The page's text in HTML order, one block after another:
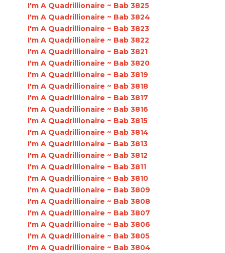
I'm A Quadrillionaire ~ Bab 3825
I'm A Quadrillionaire ~ Bab 3824
I'm A Quadrillionaire ~ Bab 3823
I'm A Quadrillionaire ~ Bab 3822
I'm A Quadrillionaire ~ Bab 3821
I'm A Quadrillionaire ~ Bab 3820
I'm A Quadrillionaire ~ Bab 3819
I'm A Quadrillionaire ~ Bab 3818
I'm A Quadrillionaire ~ Bab 3817
I'm A Quadrillionaire ~ Bab 3816
I'm A Quadrillionaire ~ Bab 3815
I'm A Quadrillionaire ~ Bab 3814
I'm A Quadrillionaire ~ Bab 3813
I'm A Quadrillionaire ~ Bab 3812
I'm A Quadrillionaire ~ Bab 3811
I'm A Quadrillionaire ~ Bab 3810
I'm A Quadrillionaire ~ Bab 3809
I'm A Quadrillionaire ~ Bab 3808
I'm A Quadrillionaire ~ Bab 3807
I'm A Quadrillionaire ~ Bab 3806
I'm A Quadrillionaire ~ Bab 3805
I'm A Quadrillionaire ~ Bab 3804